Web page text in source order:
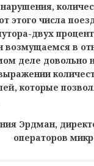
этого числа
двух
возмущаемся в
деле довольно
которые
Эрдман,
операторов